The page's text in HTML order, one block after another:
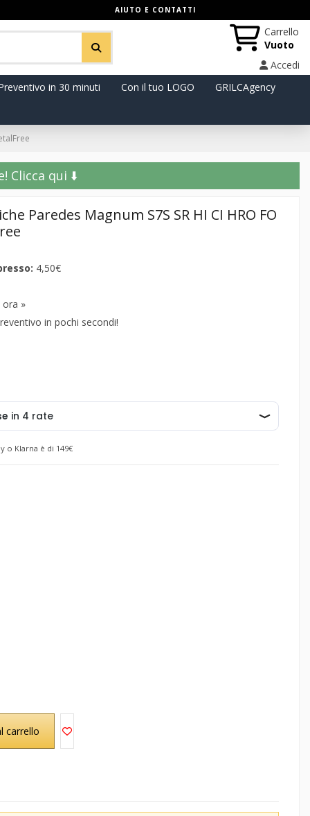
AIUTO E CONTATTI
Carrello
Vuoto
Accedi
in 30 minuti Con il tuo LOGO
GRILCAgency
Clicca qui ⬇️
Paredes Magnum S7S SR HI CI HRO FO
4,50€
ora »
in pochi secondi!
o Klarna è di 149€
carrello